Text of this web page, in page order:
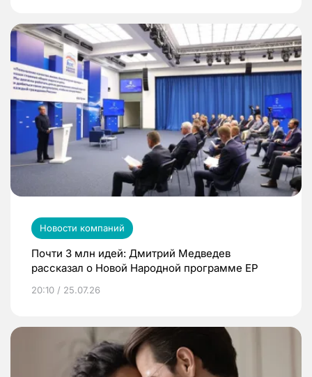
Новости компаний
Почти 3 млн идей: Дмитрий Медведев
рассказал о Новой Народной программе ЕР
20:10 / 25.07.26